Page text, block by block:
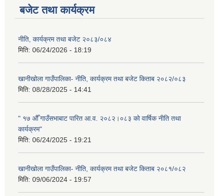
बजेट तथा कार्यक्रम
नीति, कार्यक्रम तथा बजेट २०८३/०८४
मिति: 06/24/2026 - 18:19
खानीखोला गाउँपालिका- नीति, कार्यक्रम तथा बजेट किताब २०८२/०८३
मिति: 08/28/2025 - 14:41
" १७ औँ गाउँसभाबाट पारित आ.व. २०८२।०८३ को वार्षिक नीति तथा
कार्यक्रम"
मिति: 06/24/2025 - 19:21
खानीखोला गाउँपालिका- नीति, कार्यक्रम तथा बजेट किताब २०८१/०८२
मिति: 09/06/2024 - 19:57